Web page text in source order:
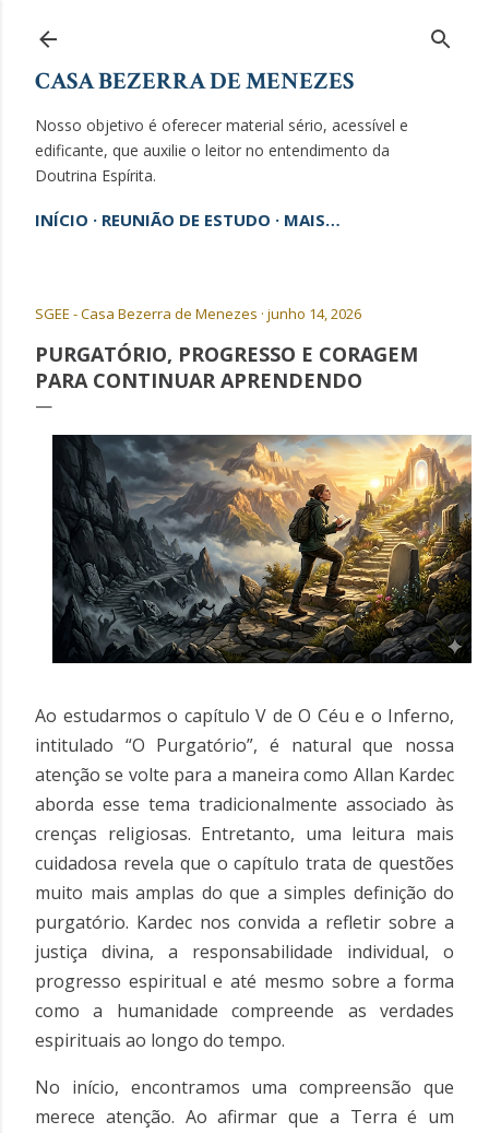
CASA BEZERRA DE MENEZES
Nosso objetivo é oferecer material sério, acessível e
edificante, que auxilie o leitor no entendimento da
Doutrina Espírita.
INÍCIO REUNIÃO DE ESTUDO MAIS…
SGEE - Casa Bezerra de Menezes junho 14, 2026
PURGATÓRIO, PROGRESSO E CORAGEM
PARA CONTINUAR APRENDENDO
Ao estudarmos o capítulo V de O Céu e o Inferno,
intitulado “O Purgatório”, é natural que nossa
atenção se volte para a maneira como Allan Kardec
aborda esse tema tradicionalmente associado às
crenças religiosas. Entretanto, uma leitura mais
cuidadosa revela que o capítulo trata de questões
muito mais amplas do que a simples definição do
purgatório. Kardec nos convida a refletir sobre a
justiça divina, a responsabilidade individual, o
progresso espiritual e até mesmo sobre a forma
como a humanidade compreende as verdades
espirituais ao longo do tempo.
No início, encontramos uma compreensão que
merece atenção. Ao afirmar que a Terra é um